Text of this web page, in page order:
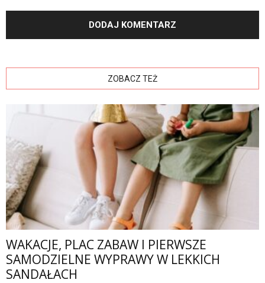
ZOBACZ TEŻ
WAKACJE, PLAC ZABAW I PIERWSZE
SAMODZIELNE WYPRAWY W LEKKICH
SANDAŁACH